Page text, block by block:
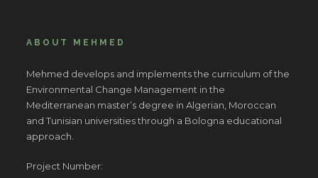
ABOUT MEHMED
Mehmed develops and implements the curriculum of the
Environmental Change Management in the
Mediterranean master’s degree in Algerian, Moroccan
and Tunisian universities through a Bologna educational
approach.
Project Number: